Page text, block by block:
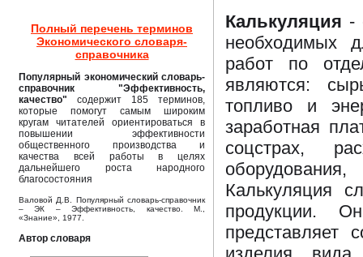
Полный перечень терминов
Экономического словаря-
справочника
Популярный экономический словарь-
справочник "Эффективность,
качество" содержит 185 терминов,
которые помогут самым широким
кругам читателей ориентироваться в
повышении эффективности
общественного производства и
качества всей работы в целях
дальнейшего роста народного
благосостояния
Валовой Д.В. Популярный словарь-справочник
– ЭК – Эффективность, качество. М.,
«Знание», 1977.
Автор словаря
Калькуляция -
необходимых
работ по
являются:
топливо и
заработная
соцстрах,
Калькуляция
продукции.
представляет